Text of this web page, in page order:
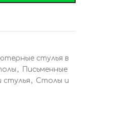
стулья в
,
Письменные
, Столы и